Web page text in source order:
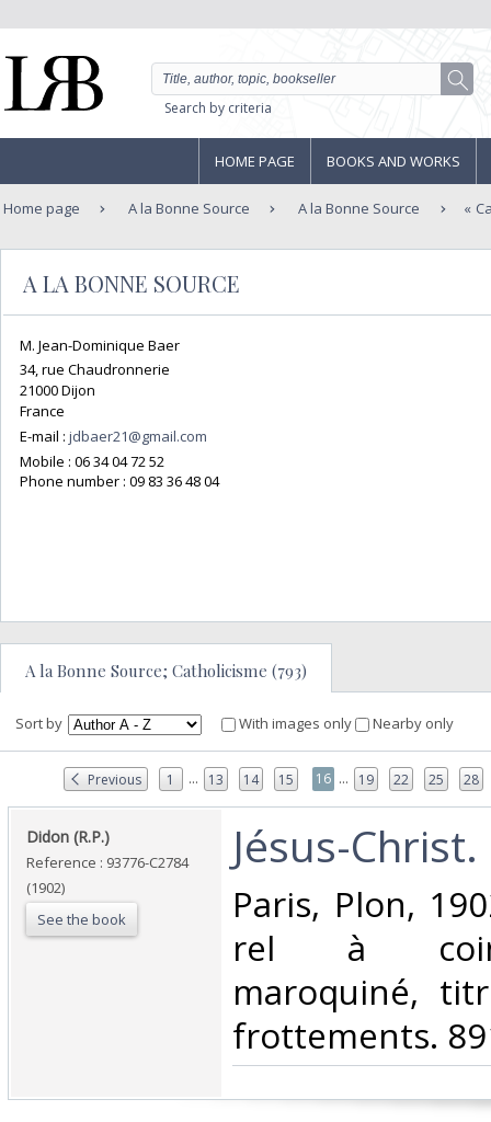
Search by criteria
HOME PAGE BOOKS AND WORKS
Home page A la Bonne Source A la Bonne Source
A LA BONNE SOURCE
M. Jean-Dominique Baer
34, rue Chaudronnerie
21000 Dijon
France
E-mail : jdbaer21@gmail.com
Mobile : 06 34 04 72 52
Phone number : 09 83 36 48 04
A la Bonne Source; Catholicisme (793)
Sort by With images only Nearby only
Previous 1 ... 13 14 15 16 ... 19 22 25 28
‎Didon (R.P.)‎
Reference : 93776-C2784
(1902)
See the book
‎Jésus-Christ. ‎
‎Paris, Plon,
rel à
maroquiné,
frottements.